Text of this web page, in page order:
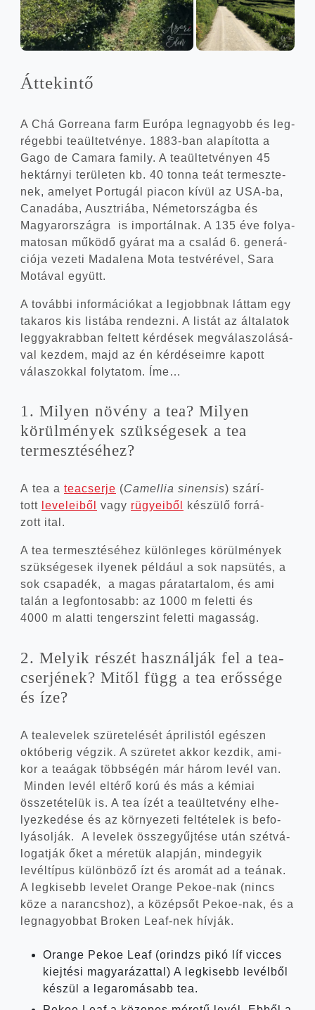
Átte­kin­tő
A Chá Gor­re­a­na farm Euró­pa leg­na­gyobb és leg­
ré­geb­bi tea­ül­tet­vé­nye. 1883-ban ala­pí­tot­ta a
Gago de Cama­ra family. A tea­ül­tet­vé­nyen 45
hek­tár­nyi terü­le­ten kb. 40 ton­na teát ter­mesz­te­
nek, ame­lyet Por­tu­gál pia­con kívül az USA-ba,
Cana­dá­ba, Auszt­ri­á­ba, Német­or­szág­ba és
Magyar­or­szág­ra is impor­tál­nak. A 135 éve folya­
ma­to­san műkö­dő gyá­rat ma a csa­lád 6. gene­rá­
ci­ó­ja veze­ti Mada­le­na Mota test­vé­ré­vel, Sara
Motá­val együtt.
A továb­bi infor­má­ci­ó­kat a leg­jobb­nak lát­tam egy
taka­ros kis lis­tá­ba ren­dez­ni. A lis­tát az álta­la­tok
leg­gyak­rab­ban fel­tett kér­dé­sek meg­vá­la­szo­lá­sá­
val kez­dem, majd az én kér­dé­se­im­re kapott
vála­szok­kal foly­ta­tom. Íme…
1. Milyen növény a tea? Milyen
körül­mé­nyek szük­sé­ge­sek a tea
termesztéséhez?
A tea a tea­cser­je (Camel­lia sinen­sis) szá­rí­
tott leve­le­i­ből vagy rügye­i­ből
készü­lő for­rá­
zott ital.
A tea ter­mesz­té­sé­hez külön­le­ges körül­mé­nyek
szük­sé­ge­sek ilye­nek pél­dá­ul a sok nap­sü­tés, a
sok csa­pa­dék, a magas pára­tar­ta­lom, és ami
talán a leg­fon­to­sabb: az 1000 m felet­ti és
4000 m alat­ti ten­ger­szint felet­ti magasság.
2. Melyik részét hasz­nál­ják fel a tea­
cser­jé­nek? Mitől függ a tea erős­sé­ge
és íze?
A tea­le­ve­lek szü­re­te­lé­sét ápri­lis­tól egé­szen
októ­be­rig vég­zik. A szü­re­tet akkor kez­dik, ami­
kor a tea­ágak több­sé­gén már három levél van.
Min­den levél elté­rő korú és más a kémi­ai
össze­té­te­lük is. A tea ízét a tea­ül­tet­vény elhe­
lyez­ke­dé­se és az kör­nye­ze­ti fel­té­te­lek is befo­
lyá­sol­ják. A leve­lek össze­gyűj­té­se után szét­vá­
lo­gat­ják őket a mére­tük alap­ján, mind­egyik
levél­tí­pus külön­bö­ző ízt és aro­mát ad a teá­nak.
A leg­ki­sebb leve­let Orange Pekoe-nak (nincs
köze a narancs­hoz), a közép­sőt Pekoe-nak, és a
leg­na­gyob­bat Brok­en Leaf-nek hívják.
Orange Pekoe Leaf (orindzs pikó líf vic­ces
kiej­té­si magya­rá­zat­tal) A leg­ki­sebb levél­ből
készül a leg­aro­má­sabb tea.